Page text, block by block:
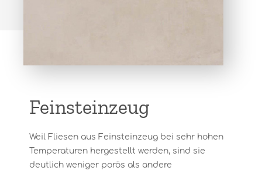
Feinsteinzeug
Weil Fliesen aus Feinsteinzeug bei sehr hohen
Temperaturen hergestellt werden, sind sie
deutlich weniger porös als andere